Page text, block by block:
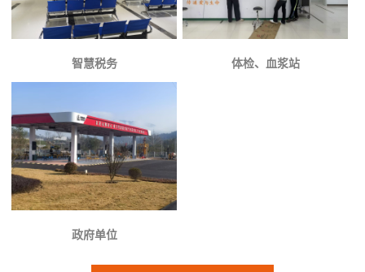
智慧税务 体检、血浆站
政府单位